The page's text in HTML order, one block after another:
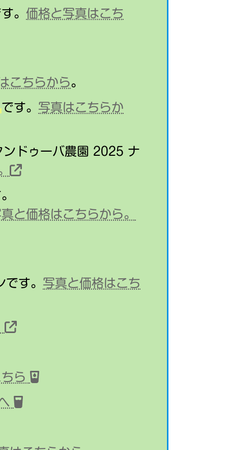
。価格と写真はこち
こちらから。
です。 写真はこちらか
ドゥーバ農園 2025 ナ
と価格はこちらから。
す。 写真と価格はこち
ちら